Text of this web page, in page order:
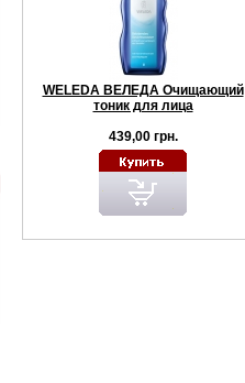
WELEDA ВЕЛЕДА Очищающий
тоник для лица
439,00 грн.